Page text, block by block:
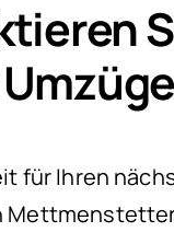
für Ihren